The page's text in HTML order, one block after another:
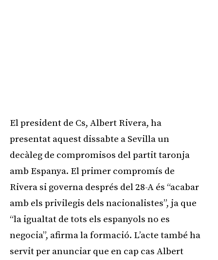
El president de Cs, Albert Rivera, ha
presentat aquest dissabte a Sevilla un
decàleg de compromisos del partit taronja
amb Espanya. El primer compromís de
Rivera si governa després del 28-A és “acabar
amb els privilegis dels nacionalistes”, ja que
“la igualtat de tots els espanyols no es
negocia”, afirma la formació. L’acte també ha
servit per anunciar que en cap cas Albert